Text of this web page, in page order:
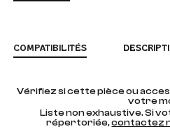
COMPATIBILITÉS
Vérifiez si cette pièce ou
votre
Liste non exhaustive. Si
répertoriée,contactez